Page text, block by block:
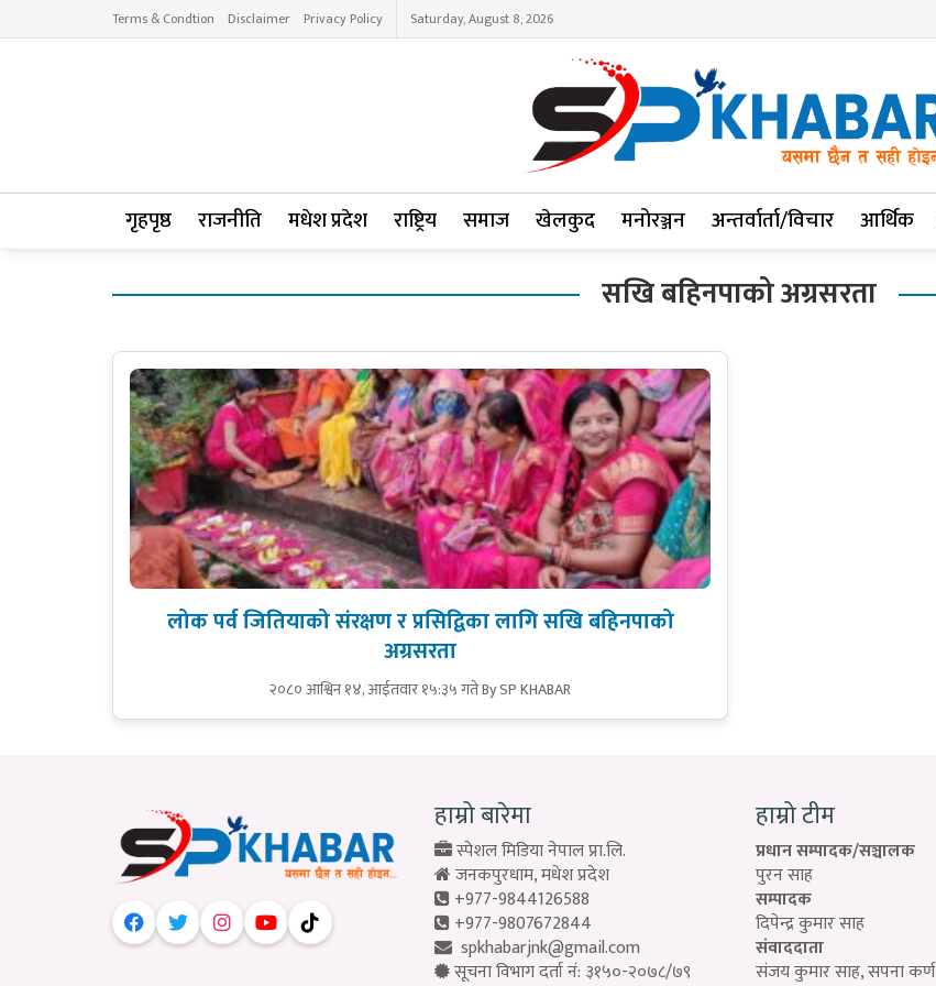
Terms & Condtion Disclaimer Privacy Policy Saturday, August 8, 2026
गृहपृष्ठ राजनीति मधेश प्रदेश राष्ट्रिय समाज खेलकुद मनोरञ्जन अन्तर्वार्ता/विचार आर्थिक
सखि बहिनपाको अग्रसरता
लोक पर्व जितियाको संरक्षण र प्रसिद्विका लागि सखि बहिनपाको
अग्रसरता
२०८० आश्विन १४, आईतवार १५:३५ गतेBy SP KHABAR
हाम्रो बारेमा
स्पेशल मिडिया नेपाल प्रा.लि.
जनकपुरधाम, मधेश प्रदेश
+977-9844126588
+977-9807672844
spkhabarjnk@gmail.com
सूचना विभाग दर्ता नं: ३१५०-२०७८/७९
हाम्रो टीम
प्रधान सम्पादक/सञ्चालक
पुरन साह
सम्पादक
दिपेन्द्र कुमार साह
संवाददाता
संजय कुमार साह, सपना कर्ण